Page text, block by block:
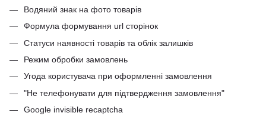
Водяний знак на фото товарів
Формула формування url сторінок
Статуси наявності товарів та облік залишків
Режим обробки замовлень
Угода користувача при оформленні замовлення
"Не телефонувати для підтвердження замовлення"
Google invisible recaptcha